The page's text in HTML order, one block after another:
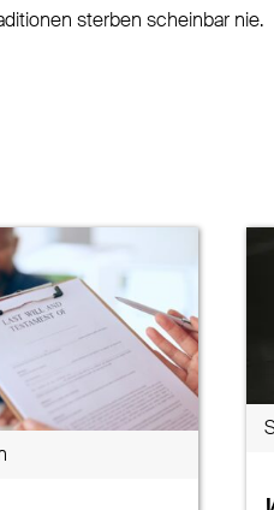
sterben scheinbar nie.